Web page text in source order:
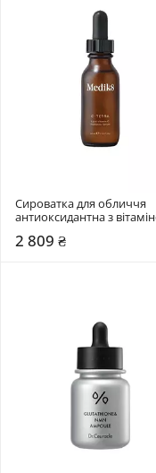
Сироватка для обличчя
антиоксидантна з
2 809 ₴